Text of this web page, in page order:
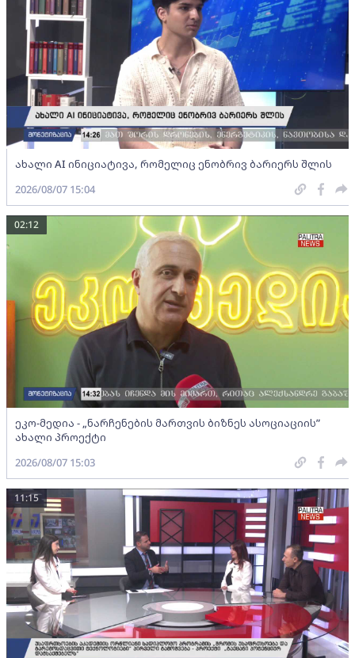
ახალი AI ინიციატივა, რომელიც ენობრივ ბარიერს შლის
2026/08/07 15:04
ეკო-მედია - „ნარჩენების მართვის ბიზნეს ასოციაციის”
ახალი პროექტი
02:12
2026/08/07 15:03
11:15